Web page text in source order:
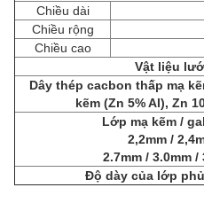
Chiều dài
Chiều rộng
Chiều cao
Vật liệu
Dây thép cacbon thấp mạ
kẽm (Zn 5% Al), Zn
Lớp mạ kẽm /
2,2mm /
2.7mm / 3.0mm /
Độ dày của lớp